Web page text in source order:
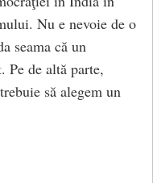
Nu e nevoie de o
seama că un
Pe de altă parte,
să alegem un